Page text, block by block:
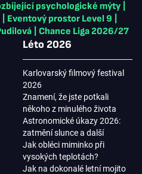
psychologické mýty
Eventový prostor Level 9
Chance Liga 2026/27
Léto 2026
Karlovarský filmový festival
2026
Znamení, že jste potkali
někoho z minulého života
Astronomické úkazy 2026:
zatmění slunce a další
Jak obléci miminko při
vysokých teplotách?
Jak na dokonalé letní mojito